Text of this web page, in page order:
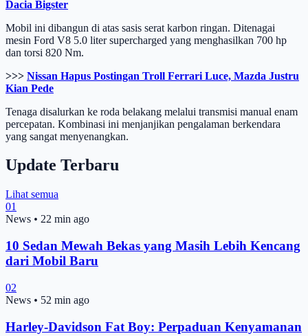
Dacia Bigster
Mobil ini dibangun di atas sasis serat karbon ringan. Ditenagai
mesin Ford V8 5.0 liter supercharged yang menghasilkan 700 hp
dan torsi 820 Nm.
>>> Nissan Hapus Postingan Troll Ferrari Luce, Mazda Justru
Kian Pede
Tenaga disalurkan ke roda belakang melalui transmisi manual enam
percepatan. Kombinasi ini menjanjikan pengalaman berkendara
yang sangat menyenangkan.
Update Terbaru
Lihat semua
01
News • 22 min ago
10 Sedan Mewah Bekas yang Masih Lebih Kencang
dari Mobil Baru
02
News • 52 min ago
Harley-Davidson Fat Boy: Perpaduan Kenyamanan